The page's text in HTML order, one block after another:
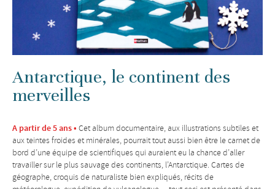
Antarctique, le continent des
merveilles
A partir de 5 ans • Cet album documentaire, aux illustrations subtiles et
aux teintes froides et minérales, pourrait tout aussi bien être le carnet de
bord d’une équipe de scientifiques qui auraient eu la chance d’aller
travailler sur le plus sauvage des continents, l’Antarctique. Cartes de
géographe, croquis de naturaliste bien expliqués, récits de